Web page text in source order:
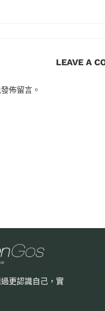
LEAVE A
佈留言。
更認識自己，實